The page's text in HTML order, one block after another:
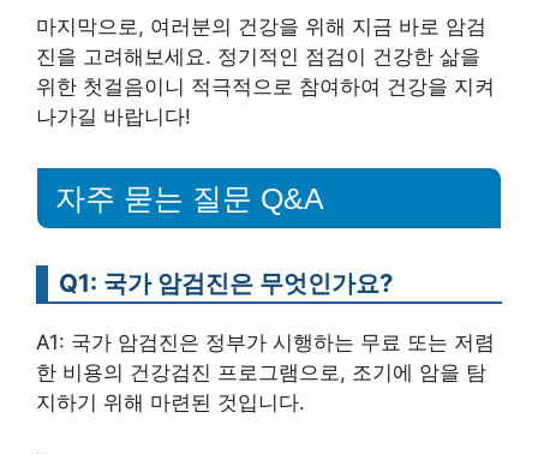
마지막으로, 여러분의 건강을 위해 지금 바로 암검
진을 고려해보세요. 정기적인 점검이 건강한 삶을
위한 첫걸음이니 적극적으로 참여하여 건강을 지켜
나가길 바랍니다!
자주 묻는 질문 Q&A
Q1: 국가 암검진은 무엇인가요?
A1: 국가 암검진은 정부가 시행하는 무료 또는 저렴
한 비용의 건강검진 프로그램으로, 조기에 암을 탐
지하기 위해 마련된 것입니다.